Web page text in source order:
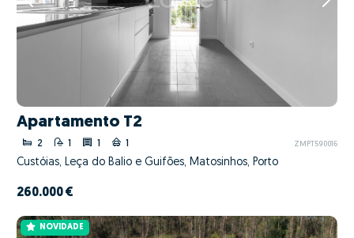
Apartamento T2
2 1 1 1 ZMPT590016
Custóias, Leça do Balio e Guifões, Matosinhos, Porto
260.000 €
NOVIDADE